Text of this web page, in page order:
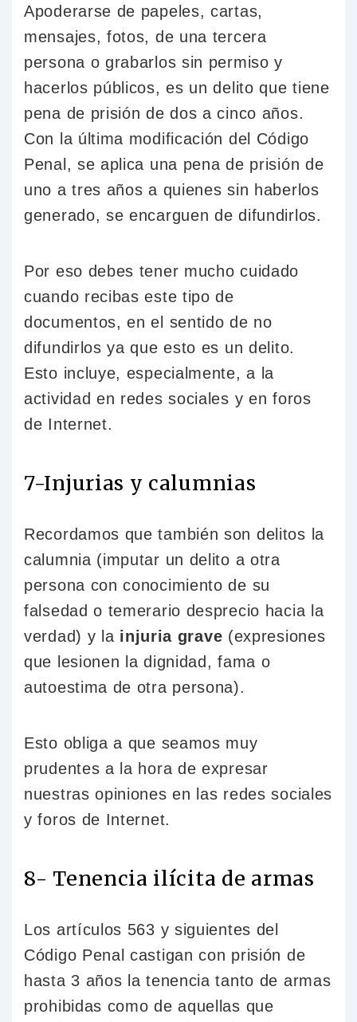
Apoderarse de papeles, cartas,
mensajes, fotos, de una tercera
persona o grabarlos sin permiso y
hacerlos públicos, es un delito que tiene
pena de prisión de dos a cinco años.
Con la última modificación del Código
Penal, se aplica una pena de prisión de
uno a tres años a quienes sin haberlos
generado, se encarguen de difundirlos.
Por eso debes tener mucho cuidado
cuando recibas este tipo de
documentos, en el sentido de no
difundirlos ya que esto es un delito.
Esto incluye, especialmente, a la
actividad en redes sociales y en foros
de Internet.
7-Injurias y calumnias
Recordamos que también son delitos la
calumnia (imputar un delito a otra
persona con conocimiento de su
falsedad o temerario desprecio hacia la
verdad) y la injuria grave (expresiones
que lesionen la dignidad, fama o
autoestima de otra persona).
Esto obliga a que seamos muy
prudentes a la hora de expresar
nuestras opiniones en las redes sociales
y foros de Internet.
8- Tenencia ilícita de armas
Los artículos 563 y siguientes del
Código Penal castigan con prisión de
hasta 3 años la tenencia tanto de armas
prohibidas como de aquellas que